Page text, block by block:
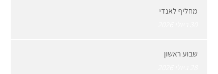
מחליף לאנדי
שבוע ראשון